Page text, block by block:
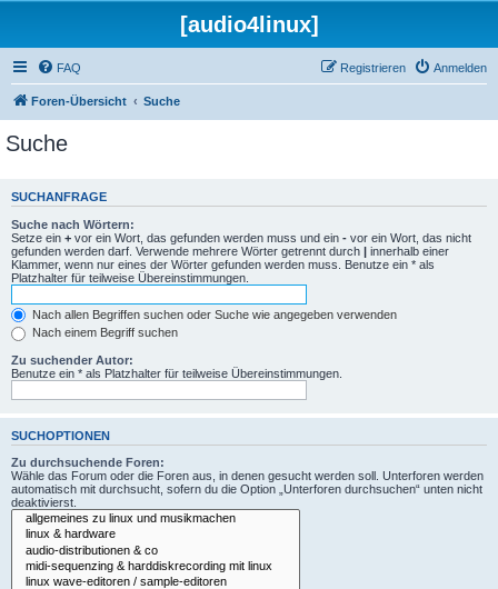
[audio4linux]
FAQ Anmelden
Registrieren
Foren-Übersicht Suche
Suche
SUCHANFRAGE
Suche nach Wörtern:
Setze ein + vor ein Wort, das gefunden werden muss und ein - vor ein Wort, das nicht
gefunden werden darf. Verwende mehrere Wörter getrennt durch | innerhalb einer
Klammer, wenn nur eines der Wörter gefunden werden muss. Benutze ein * als
Platzhalter für teilweise Übereinstimmungen.
Nach allen Begriffen suchen oder Suche wie angegeben verwenden
Nach einem Begriff suchen
Zu suchender Autor:
Benutze ein * als Platzhalter für teilweise Übereinstimmungen.
SUCHOPTIONEN
Zu durchsuchende Foren:
Wähle das Forum oder die Foren aus, in denen gesucht werden soll. Unterforen werden
automatisch mit durchsucht, sofern du die Option „Unterforen durchsuchen“ unten nicht
deaktivierst.